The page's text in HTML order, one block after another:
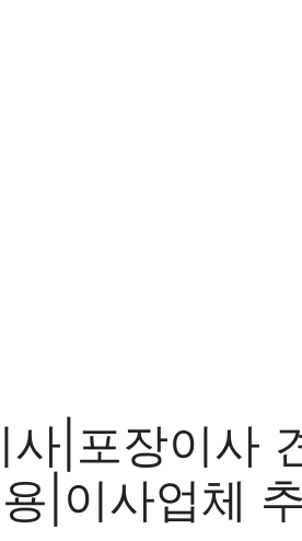
|포장이사
|이사업체